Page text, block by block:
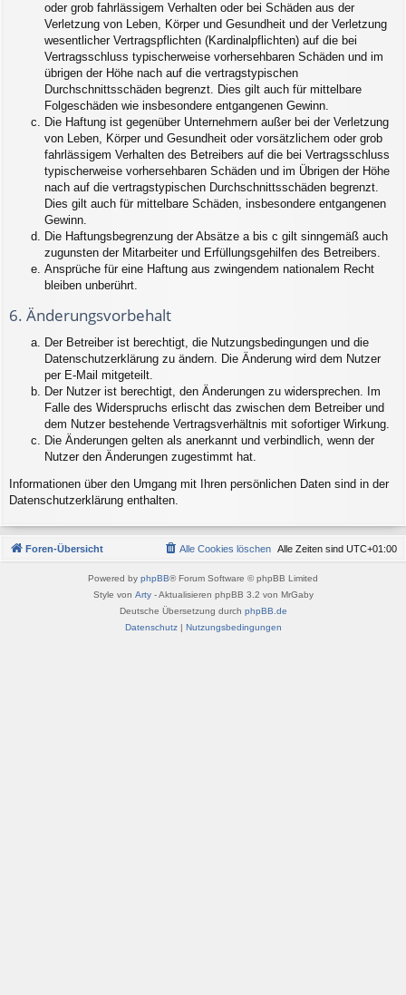
oder grob fahrlässigem Verhalten oder bei Schäden aus der
Verletzung von Leben, Körper und Gesundheit und der Verletzung
wesentlicher Vertragspflichten (Kardinalpflichten) auf die bei
Vertragsschluss typischerweise vorhersehbaren Schäden und im
übrigen der Höhe nach auf die vertragstypischen
Durchschnittsschäden begrenzt. Dies gilt auch für mittelbare
Folgeschäden wie insbesondere entgangenen Gewinn.
Die Haftung ist gegenüber Unternehmern außer bei der Verletzung
von Leben, Körper und Gesundheit oder vorsätzlichem oder grob
fahrlässigem Verhalten des Betreibers auf die bei Vertragsschluss
typischerweise vorhersehbaren Schäden und im Übrigen der Höhe
nach auf die vertragstypischen Durchschnittsschäden begrenzt.
Dies gilt auch für mittelbare Schäden, insbesondere entgangenen
Gewinn.
Die Haftungsbegrenzung der Absätze a bis c gilt sinngemäß auch
zugunsten der Mitarbeiter und Erfüllungsgehilfen des Betreibers.
Ansprüche für eine Haftung aus zwingendem nationalem Recht
bleiben unberührt.
6. Änderungsvorbehalt
Der Betreiber ist berechtigt, die Nutzungsbedingungen und die
Datenschutzerklärung zu ändern. Die Änderung wird dem Nutzer
per E-Mail mitgeteilt.
Der Nutzer ist berechtigt, den Änderungen zu widersprechen. Im
Falle des Widerspruchs erlischt das zwischen dem Betreiber und
dem Nutzer bestehende Vertragsverhältnis mit sofortiger Wirkung.
Die Änderungen gelten als anerkannt und verbindlich, wenn der
Nutzer den Änderungen zugestimmt hat.
Informationen über den Umgang mit Ihren persönlichen Daten sind in der
Datenschutzerklärung enthalten.
Foren-Übersicht Alle Zeiten sind UTC+01:00
Alle Cookies löschen
Powered by phpBB® Forum Software © phpBB Limited
Style von Arty- Aktualisieren phpBB 3.2 von MrGaby
Deutsche Übersetzung durch phpBB.de
Datenschutz| Nutzungsbedingungen